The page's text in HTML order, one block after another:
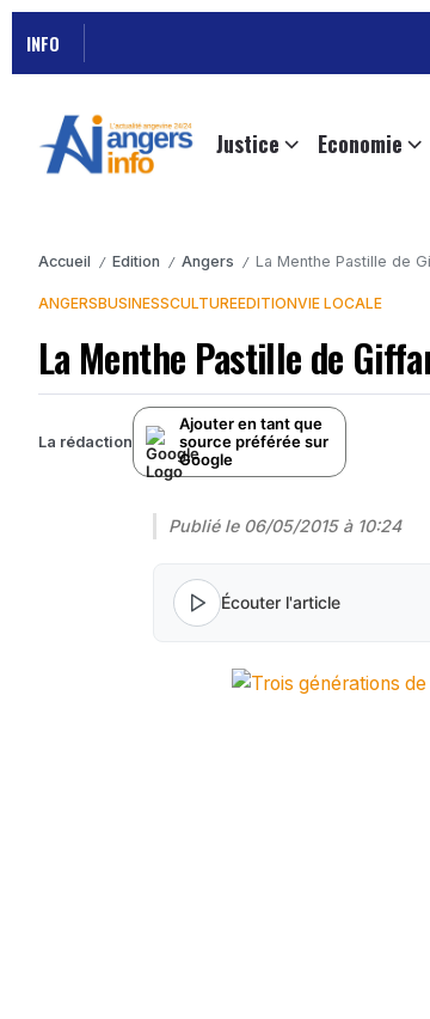
INFO
Justice Economie
Accueil / Edition / Angers / La Menthe Pastille de
ANGERSBUSINESSCULTUREEDITIONVIE LOCALE
La Menthe Pastille de
La rédaction
Ajouter en tant que
source préférée sur
Google
Publié le 06/05/2015 à 10:24
Écouter l'article